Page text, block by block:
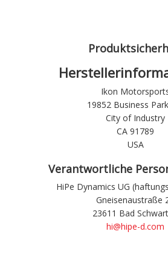
Ikon
19852 Business
City of Industry
CA 91789
USA
Verantwortliche
HiPe Dynamics UG
Gneisenaustraße
23611 Bad
hi@hipe-d.com